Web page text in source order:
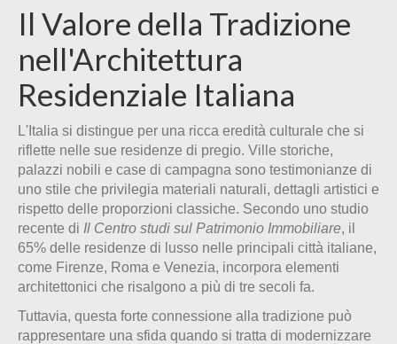
Il Valore della Tradizione
nell'Architettura
Residenziale Italiana
L'Italia si distingue per una ricca eredità culturale che si
riflette nelle sue residenze di pregio. Ville storiche,
palazzi nobili e case di campagna sono testimonianze di
uno stile che privilegia materiali naturali, dettagli artistici e
rispetto delle proporzioni classiche. Secondo uno studio
recente di Il Centro studi sul Patrimonio Immobiliare, il
65% delle residenze di lusso nelle principali città italiane,
come Firenze, Roma e Venezia, incorpora elementi
architettonici che risalgono a più di tre secoli fa.
Tuttavia, questa forte connessione alla tradizione può
rappresentare una sfida quando si tratta di modernizzare